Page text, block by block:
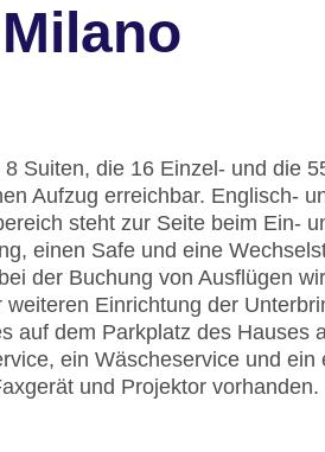
Suiten, die 16 Einzel- und die
Aufzug erreichbar. Englisch-
steht zur Seite beim Ein-
einen Safe und eine
der Buchung von Ausflügen
Einrichtung der
auf dem Parkplatz des Hauses
ein Wäscheservice und
und Projektor vorhanden.